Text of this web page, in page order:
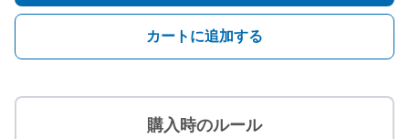
カートに追加する
購入時のルール